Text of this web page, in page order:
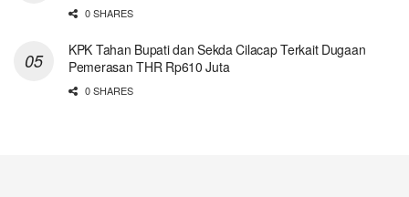
0 SHARES
KPK Tahan Bupati dan Sekda Cilacap Terkait Dugaan
Pemerasan THR Rp610 Juta
0 SHARES